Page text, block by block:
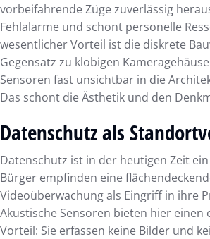
vorbeifahrende Züge zuverlässig
Fehlalarme und schont personelle
wesentlicher Vorteil ist die diskrete
Gegensatz zu klobigen
Sensoren fast unsichtbar in die
Das schont die Ästhetik und den
Datenschutz als
Datenschutz ist in der heutigen Zeit
Bürger empfinden eine
Videoüberwachung als Eingriff in ihre
Akustische Sensoren bieten hier einen
Vorteil: Sie erfassen keine Bilder und